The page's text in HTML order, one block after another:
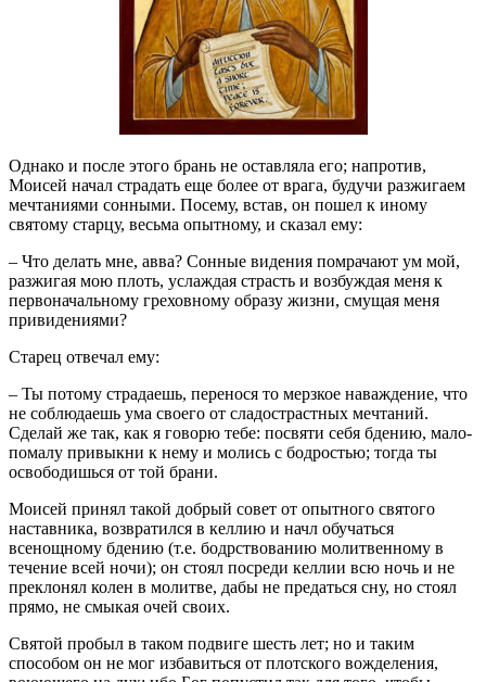
Однако и после этого брань не оставляла его; напротив,
Моисей начал страдать еще более от врага, будучи разжигаем
мечтаниями сонными. Посему, встав, он пошел к иному
святому старцу, весьма опытному, и сказал ему:
– Что делать мне, авва? Сонные видения помрачают ум мой,
разжигая мою плоть, услаждая страсть и возбуждая меня к
первоначальному греховному образу жизни, смущая меня
привидениями?
Старец отвечал ему:
– Ты потому страдаешь, перенося то мерзкое наваждение, что
не соблюдаешь ума своего от сладострастных мечтаний.
Сделай же так, как я говорю тебе: посвяти себя бдению, мало-
помалу привыкни к нему и молись с бодростью; тогда ты
освободишься от той брани.
Моисей принял такой добрый совет от опытного святого
наставника, возвратился в келлию и начл обучаться
всенощному бдению (т.е. бодрствованию молитвенному в
течение всей ночи); он стоял посреди келлии всю ночь и не
преклонял колен в молитве, дабы не предаться сну, но стоял
прямо, не смыкая очей своих.
Святой пробыл в таком подвиге шесть лет; но и таким
способом он не мог избавиться от плотского вожделения,